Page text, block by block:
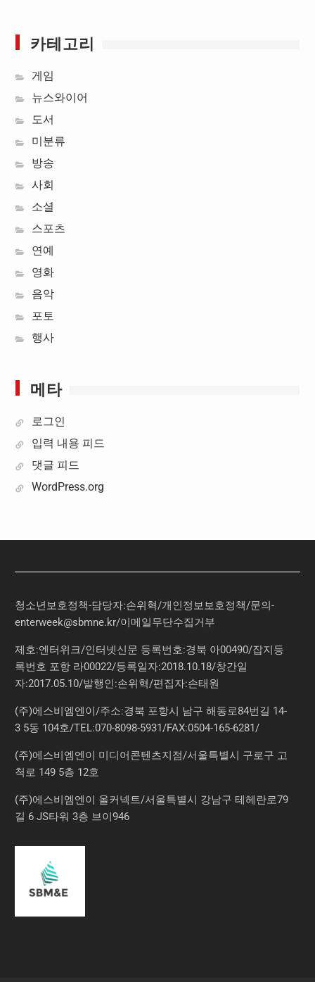
카테고리
게임
뉴스와이어
도서
미분류
방송
사회
소셜
스포츠
연예
영화
음악
포토
행사
메타
로그인
입력 내용 피드
댓글 피드
WordPress.org
청소년보호정책-담당자:손위혁/개인정보보호정책/문의-
enterweek@sbmne.kr/이메일무단수집거부
제호:엔터위크/인터넷신문 등록번호:경북 아00490/잡지등
록번호 포항 라00022/등록일자:2018.10.18/창간일
자:2017.05.10/발행인:손위혁/편집자:손태원
(주)에스비엠엔이/주소:경북 포항시 남구 해동로84번길 14-
3 5동 104호/TEL:070-8098-5931/FAX:0504-165-6281/
(주)에스비엠엔이 미디어콘텐츠지점/서울특별시 구로구 고
척로 149 5층 12호
(주)에스비엠엔이 올커넥트/서울특별시 강남구 테헤란로79
길 6 JS타워 3층 브이946